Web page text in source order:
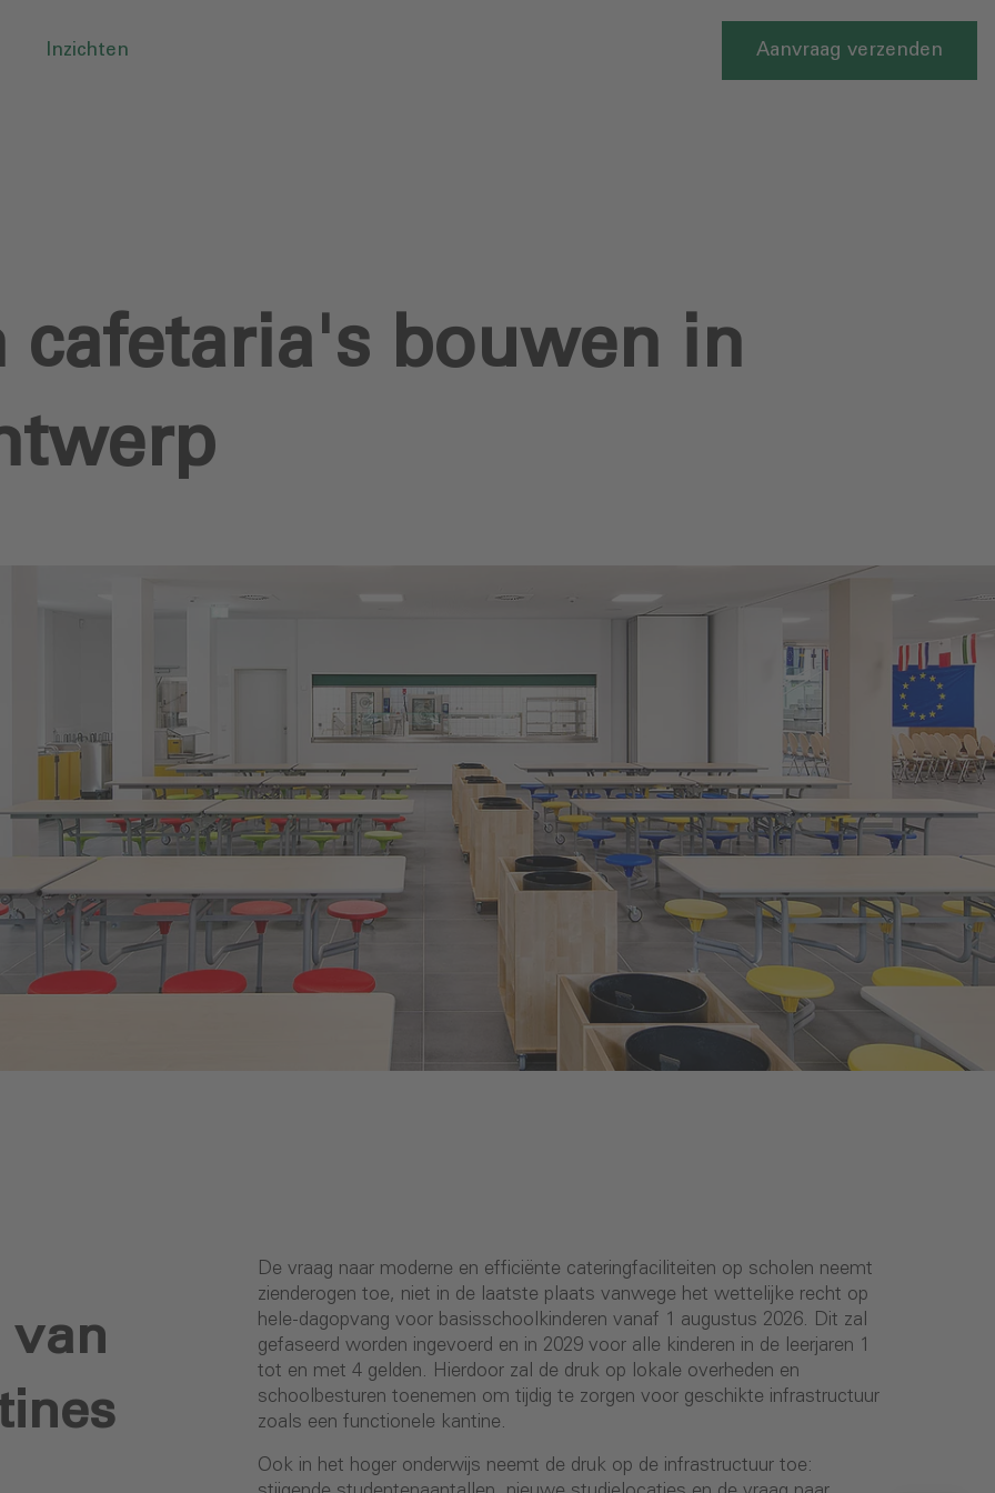
Inzichten Aanvraag verzenden
cafetaria's bouwen in
van
De vraag naar moderne en efficiënte cateringfaciliteiten op scholen neemt
zienderogen toe, niet in de laatste plaats vanwege het wettelijke recht op
hele-dagopvang voor basisschoolkinderen vanaf 1 augustus 2026. Dit zal
gefaseerd worden ingevoerd en in 2029 voor alle kinderen in de leerjaren 1
tot en met 4 gelden. Hierdoor zal de druk op lokale overheden en
schoolbesturen toenemen om tijdig te zorgen voor geschikte infrastructuur
zoals een functionele kantine.
Ook in het hoger onderwijs neemt de druk op de infrastructuur toe: